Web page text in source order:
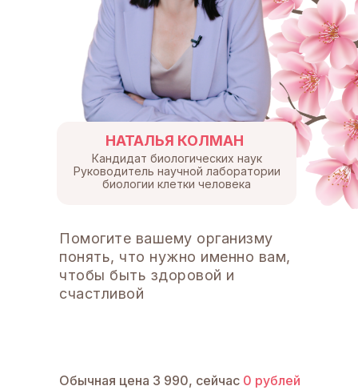
НАТАЛЬЯ КОЛМАН
Кандидат биологических наук
Руководитель научной лаборатории
биологии клетки человека
Помогите вашему организму
понять, что нужно именно вам,
чтобы быть здоровой и
счастливой
Обычная цена 3 990, сейчас 0 рублей